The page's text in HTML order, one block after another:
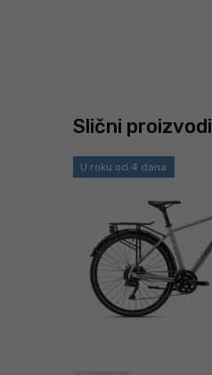
Slični proizvodi
U roku od 4 dana